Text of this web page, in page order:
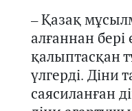
–Қазақ
алғаннан бері
қалыптасқан
үлгерді. Діни
саясиланған